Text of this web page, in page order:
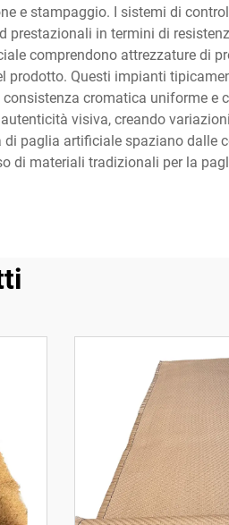
e stampaggio. I sistemi di
in termini di
comprendono attrezzature di
prodotto. Questi impianti
cromatica uniforme e
visiva, creando
paglia artificiale spaziano dalle
di materiali tradizionali per la